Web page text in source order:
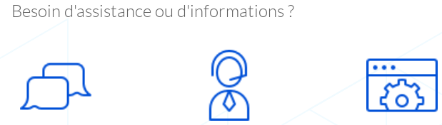
Besoin d'assistance ou d'informations ?